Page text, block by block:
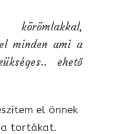
minden ami a
ehető
el önnek
a tortákat.